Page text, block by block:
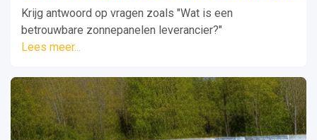
Krijg antwoord op vragen zoals "Wat is een
betrouwbare zonnepanelen leverancier?"
Lees meer...